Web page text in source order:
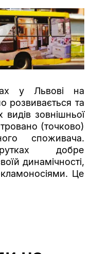
у Львові на
розвивається та
зовнішньої
(точково)
споживача.
добре
динамічності,
Це